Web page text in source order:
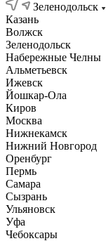
Зеленодольск
Казань
Волжск
Зеленодольск
Набережные Челны
Альметьевск
Ижевск
Йошкар-Ола
Киров
Москва
Нижнекамск
Нижний Новгород
Оренбург
Пермь
Самара
Сызрань
Ульяновск
Уфа
Чебоксары